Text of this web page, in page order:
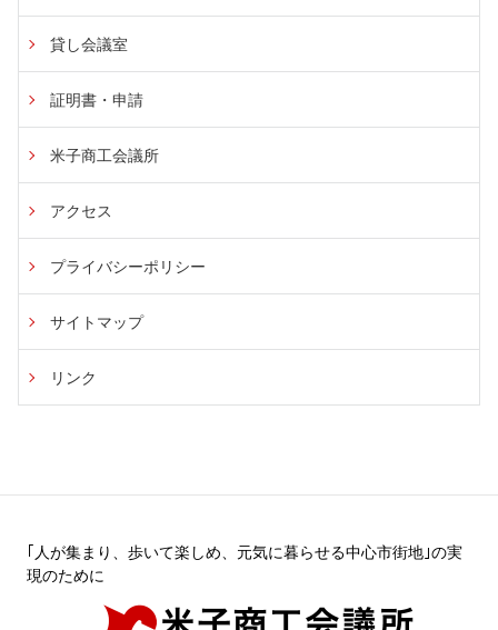
貸し会議室
証明書・申請
米子商工会議所
アクセス
プライバシーポリシー
サイトマップ
リンク
｢人が集まり、歩いて楽しめ、元気に暮らせる中心市街地｣の実
現のために